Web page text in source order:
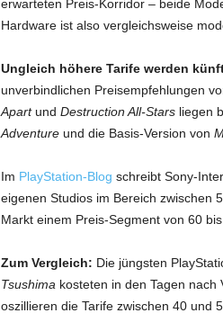
erwarteten Preis-Korridor – beide
Hardware ist also vergleichsweise
Ungleich höhere Tarife werden
unverbindlichen Preisempfehlungen
Apartund Destruction All-Starsliegen
Adventureund die Basis-Version von
Im PlayStation-Blog schreibt Sony-
eigenen Studios im Bereich zwischen
Markt einem Preis-Segment von 60
Zum Vergleich: Die jüngsten
Tsushima kosteten in den Tagen
oszillieren die Tarife zwischen 40 und